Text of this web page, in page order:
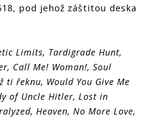
pod jehož záštitou deska
Limits, Tardigrade Hunt,
Call Me! Woman!, Soul
ti řeknu, Would You Give Me
of Uncle Hitler, Lost in
Heaven, No More Love,